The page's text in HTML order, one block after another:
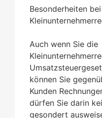
Besonderheiten
Auch wenn Sie die
können Sie
Kunden
dürfen Sie darin
gesondert